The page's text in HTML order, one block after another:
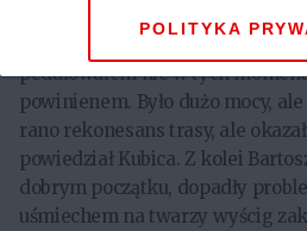
VIP ponownie triumfował
pedałowałem nie w tych
powinienem. Było dużo mocy, ale
rano rekonesans trasy, ale
powiedział Kubica. Z kolei
dobrym początku, dopadły
uśmiechem na twarzy wyścig
POLITYKA